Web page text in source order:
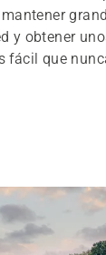
y obtener
fácil que